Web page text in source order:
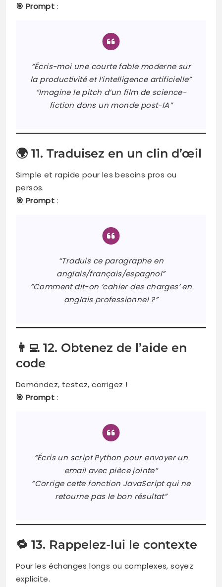
🎯 Prompt :
“Écris-moi une courte fable moderne sur
la productivité et l’intelligence artificielle”
“Imagine le pitch d’un film de science-
fiction dans un monde post-IA”
🌍 11. Traduisez en un clin d’œil
Simple et rapide pour les besoins pros ou
persos.
🎯 Prompt :
“Traduis ce paragraphe en
anglais/français/espagnol”
“Comment dit-on ‘cahier des charges’ en
anglais professionnel ?”
👨‍💻 12. Obtenez de l’aide en
code
Demandez, testez, corrigez !
🎯 Prompt :
“Écris un script Python pour envoyer un
email avec pièce jointe”
“Corrige cette fonction JavaScript qui ne
retourne pas le bon résultat”
🔁 13. Rappelez-lui le contexte
Pour les échanges longs ou complexes, soyez
explicite.